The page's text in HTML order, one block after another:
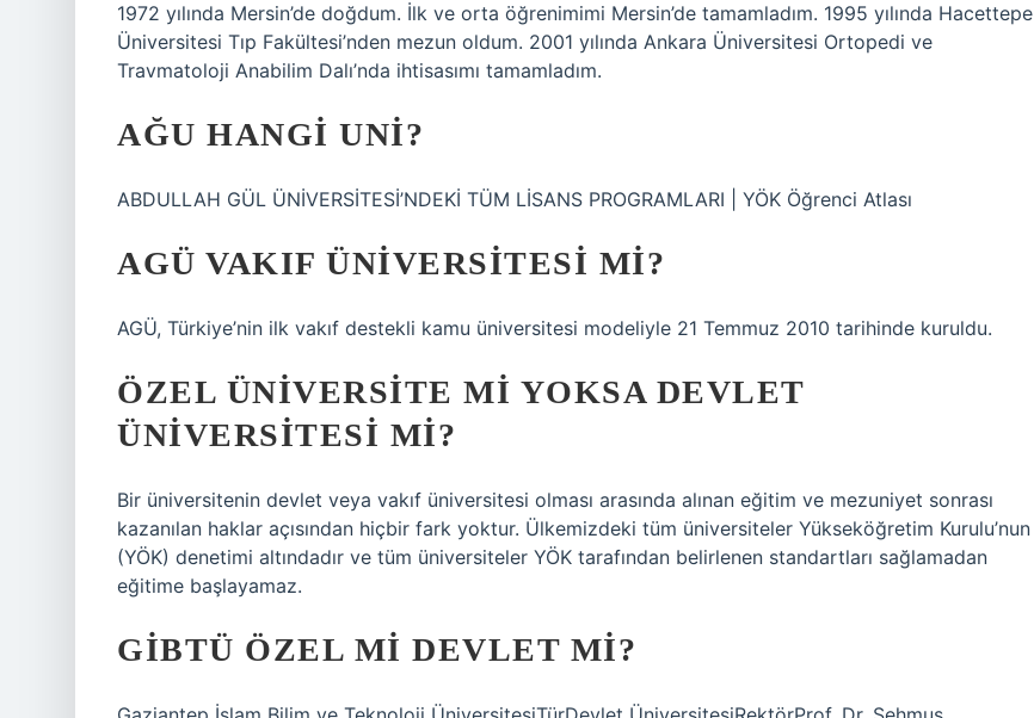
1972 yılında Mersin’de doğdum. İlk ve orta öğrenimimi Mersin’de tamamladım. 1995 yılında Hacettepe
Üniversitesi Tıp Fakültesi’nden mezun oldum. 2001 yılında Ankara Üniversitesi Ortopedi ve
Travmatoloji Anabilim Dalı’nda ihtisasımı tamamladım.
AĞU HANGI UNI?
ABDULLAH GÜL ÜNİVERSİTESİ’NDEKİ TÜM LİSANS PROGRAMLARI | YÖK Öğrenci Atlası
AGÜ VAKIF ÜNIVERSITESI MI?
AGÜ, Türkiye’nin ilk vakıf destekli kamu üniversitesi modeliyle 21 Temmuz 2010 tarihinde kuruldu.
ÖZEL ÜNIVERSITE MI YOKSA DEVLET
ÜNIVERSITESI MI?
Bir üniversitenin devlet veya vakıf üniversitesi olması arasında alınan eğitim ve mezuniyet sonrası
kazanılan haklar açısından hiçbir fark yoktur. Ülkemizdeki tüm üniversiteler Yükseköğretim Kurulu’nun
(YÖK) denetimi altındadır ve tüm üniversiteler YÖK tarafından belirlenen standartları sağlamadan
eğitime başlayamaz.
GIBTÜ ÖZEL MI DEVLET MI?